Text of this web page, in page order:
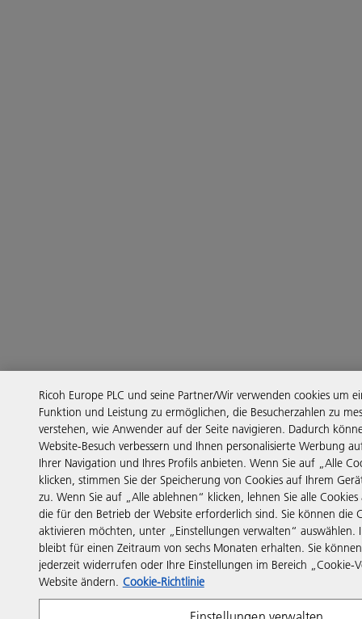
Ricoh Europe PLC und seine Partner/Wir verwenden cookies um
Funktion und Leistung zu ermöglichen, die Besucherzahlen zu
verstehen, wie Anwender auf der Seite navigieren. Dadurch
Website-Besuch verbessern und Ihnen personalisierte Werbung
Ihrer Navigation und Ihres Profils anbieten. Wenn Sie auf „Alle
klicken, stimmen Sie der Speicherung von Cookies auf Ihrem
zu. Wenn Sie auf „Alle ablehnen“ klicken, lehnen Sie alle
die für den Betrieb der Website erforderlich sind. Sie können die
aktivieren möchten, unter „Einstellungen verwalten“ auswählen.
bleibt für einen Zeitraum von sechs Monaten erhalten. Sie
jederzeit widerrufen oder Ihre Einstellungen im Bereich „Cookie-
Website ändern. Cookie-Richtlinie